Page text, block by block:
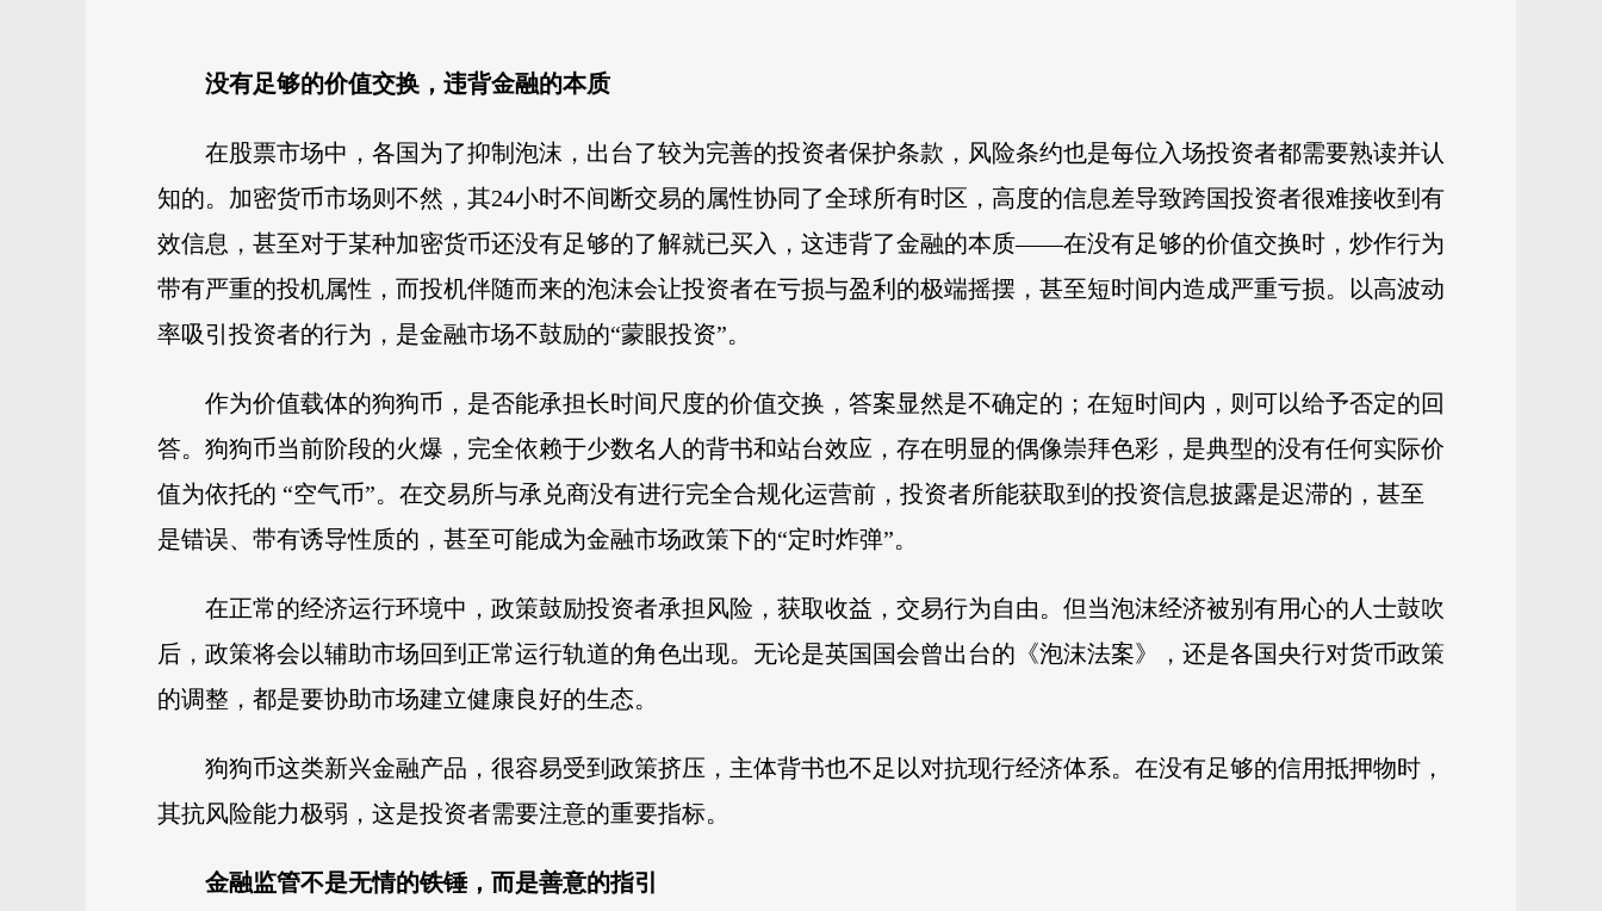
没有足够的价值交换，违背金融的本质
在股票市场中，各国为了抑制泡沫，出台了较为完善的投资者保护条款，风险条约也是每位入场投资者都需要熟读并认
知的。加密货币市场则不然，其24小时不间断交易的属性协同了全球所有时区，高度的信息差导致跨国投资者很难接收到有
效信息，甚至对于某种加密货币还没有足够的了解就已买入，这违背了金融的本质——在没有足够的价值交换时，炒作行为
带有严重的投机属性，而投机伴随而来的泡沫会让投资者在亏损与盈利的极端摇摆，甚至短时间内造成严重亏损。以高波动
率吸引投资者的行为，是金融市场不鼓励的“蒙眼投资”。
作为价值载体的狗狗币，是否能承担长时间尺度的价值交换，答案显然是不确定的；在短时间内，则可以给予否定的回
答。狗狗币当前阶段的火爆，完全依赖于少数名人的背书和站台效应，存在明显的偶像崇拜色彩，是典型的没有任何实际价
值为依托的 “空气币”。在交易所与承兑商没有进行完全合规化运营前，投资者所能获取到的投资信息披露是迟滞的，甚至
是错误、带有诱导性质的，甚至可能成为金融市场政策下的“定时炸弹”。
在正常的经济运行环境中，政策鼓励投资者承担风险，获取收益，交易行为自由。但当泡沫经济被别有用心的人士鼓吹
后，政策将会以辅助市场回到正常运行轨道的角色出现。无论是英国国会曾出台的《泡沫法案》，还是各国央行对货币政策
的调整，都是要协助市场建立健康良好的生态。
狗狗币这类新兴金融产品，很容易受到政策挤压，主体背书也不足以对抗现行经济体系。在没有足够的信用抵押物时，
其抗风险能力极弱，这是投资者需要注意的重要指标。
金融监管不是无情的铁锤，而是善意的指引